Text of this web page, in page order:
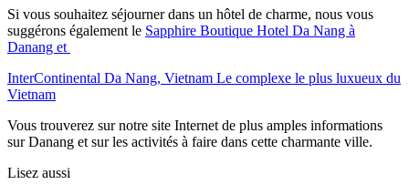
Si vous souhaitez séjourner dans un hôtel de charme, nous vous
suggérons également le Sapphire Boutique Hotel Da Nang à
Danang et
InterContinental Da Nang, Vietnam Le complexe le plus luxueux du
Vietnam
Vous trouverez sur notre site Internet de plus amples informations
sur Danang et sur les activités à faire dans cette charmante ville.
Lisez aussi